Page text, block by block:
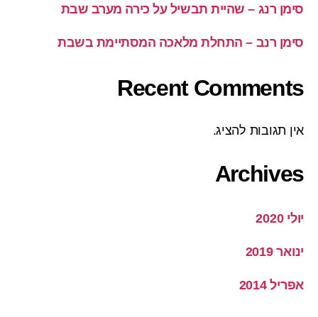
סימן רנג – שהיית תבשיל על כירה מערב שבת
סימן רנב – התחלת מלאכה המסתיימת בשבת
Recent Comments
אין תגובות להציג.
Archives
יולי 2020
ינואר 2019
אפריל 2014